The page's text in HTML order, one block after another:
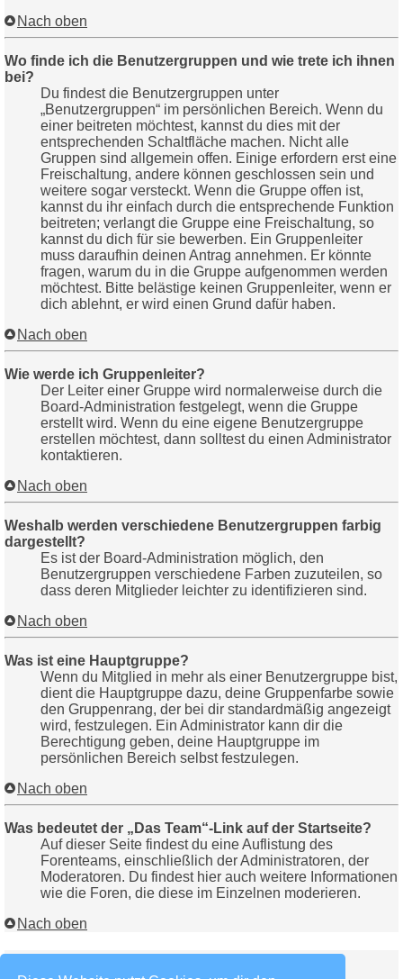
Nach oben
Wo finde ich die Benutzergruppen und wie trete ich ihnen
bei?
Du findest die Benutzergruppen unter
„Benutzergruppen“ im persönlichen Bereich. Wenn du
einer beitreten möchtest, kannst du dies mit der
entsprechenden Schaltfläche machen. Nicht alle
Gruppen sind allgemein offen. Einige erfordern erst eine
Freischaltung, andere können geschlossen sein und
weitere sogar versteckt. Wenn die Gruppe offen ist,
kannst du ihr einfach durch die entsprechende Funktion
beitreten; verlangt die Gruppe eine Freischaltung, so
kannst du dich für sie bewerben. Ein Gruppenleiter
muss daraufhin deinen Antrag annehmen. Er könnte
fragen, warum du in die Gruppe aufgenommen werden
möchtest. Bitte belästige keinen Gruppenleiter, wenn er
dich ablehnt, er wird einen Grund dafür haben.
Nach oben
Wie werde ich Gruppenleiter?
Der Leiter einer Gruppe wird normalerweise durch die
Board-Administration festgelegt, wenn die Gruppe
erstellt wird. Wenn du eine eigene Benutzergruppe
erstellen möchtest, dann solltest du einen Administrator
kontaktieren.
Nach oben
Weshalb werden verschiedene Benutzergruppen farbig
dargestellt?
Es ist der Board-Administration möglich, den
Benutzergruppen verschiedene Farben zuzuteilen, so
dass deren Mitglieder leichter zu identifizieren sind.
Nach oben
Was ist eine Hauptgruppe?
Wenn du Mitglied in mehr als einer Benutzergruppe bist,
dient die Hauptgruppe dazu, deine Gruppenfarbe sowie
den Gruppenrang, der bei dir standardmäßig angezeigt
wird, festzulegen. Ein Administrator kann dir die
Berechtigung geben, deine Hauptgruppe im
persönlichen Bereich selbst festzulegen.
Nach oben
Was bedeutet der „Das Team“-Link auf der Startseite?
Auf dieser Seite findest du eine Auflistung des
Forenteams, einschließlich der Administratoren, der
Moderatoren. Du findest hier auch weitere Informationen
wie die Foren, die diese im Einzelnen moderieren.
Nach oben